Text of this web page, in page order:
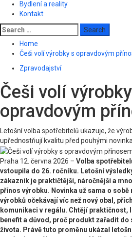
Bydlení a reality
Kontakt
Search
for:
Home
Češi volí výrobky s opravdovým
Zpravodajství
Češi volí
opravdovým
Letošní volba spotřebitelů ukazuje, že
upřednostňují kvalitu před pouhými
Praha 12. června 2026 – Volba
vstoupila do 26. ročníku. Letošní
zákazník je praktičtější, náročnější a
přínos výrobku. Novinka už sama o sobě
výrobků očekávají víc než nový obal,
komunikaci v regálu. Chtějí praktičnost,
benefit a důvod, proč produkt zařadit do
života. Právě tuto proměnu ukázal